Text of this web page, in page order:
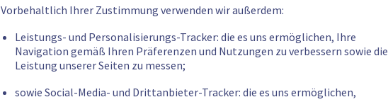
Vorbehaltlich Ihrer Zustimmung verwenden wir außerdem:
Leistungs- und Personalisierungs-Tracker: die es uns ermöglichen, Ihre
Navigation gemäß Ihren Präferenzen und Nutzungen zu verbessern sowie die
Leistung unserer Seiten zu messen;
sowie Social-Media- und Drittanbieter-Tracker: die es uns ermöglichen,